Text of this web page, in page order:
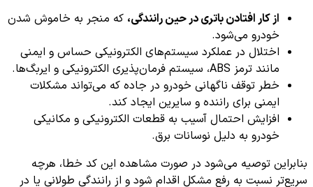
از کار افتادن باتری در حین رانندگی، که منجر به خاموش شدن
خودرو می‌شود.
اختلال در عملکرد سیستم‌های الکترونیکی حساس و ایمنی
مانند ترمز ABS، سیستم فرمان‌پذیری الکترونیکی و ایربگ‌ها.
خطر توقف ناگهانی خودرو در جاده که می‌تواند مشکلات
ایمنی برای راننده و سایرین ایجاد کند.
افزایش احتمال آسیب به قطعات الکترونیکی و مکانیکی
خودرو به دلیل نوسانات برق.
بنابراین توصیه می‌شود در صورت مشاهده این کد خطا، هرچه
سریع‌تر نسبت به رفع مشکل اقدام شود و از رانندگی طولانی یا در